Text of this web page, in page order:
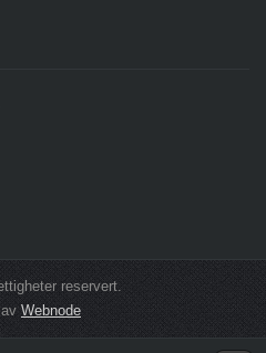
reservert.
avWebnode